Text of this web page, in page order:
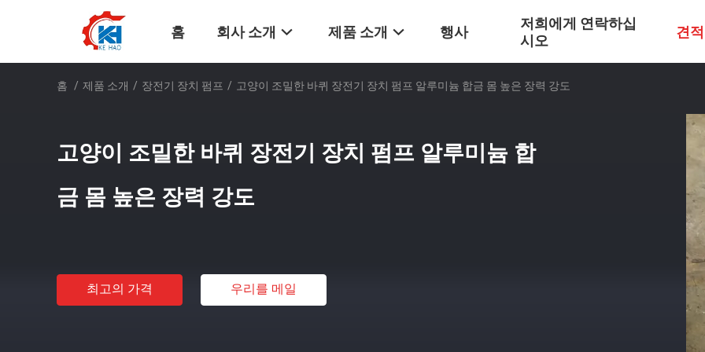
홈 회사 소개 제품 소개 행사
저희에게 연락하십
시오
견
홈 / 제품 소개 / 장전기 장치 펌프 / 고양이 조밀한 바퀴 장전기 장치 펌프 알루미늄 합금 몸 높은 장력 강도
고양이 조밀한 바퀴 장전기 장치 펌프 알루미늄 합
금 몸 높은 장력 강도
최고의 가격 우리를 메일